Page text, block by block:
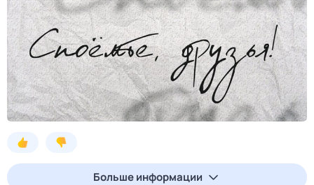
Больше информации